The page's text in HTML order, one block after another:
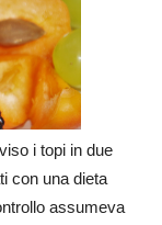
i topi in due
con una dieta
assumeva